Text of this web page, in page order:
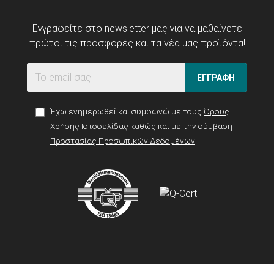
Εγγραφείτε στο newsletter μας για να μαθαίνετε
πρώτοι τις προσφορές και τα νέα μας προϊόντα!
ΕΓΓΡΑΦΗ
Έχω ενημερωθεί και συμφωνώ με τους Όρους
Χρήσης Ιστοσελίδας καθώς και με την σύμβαση
Προστασίας Προσωπικών Δεδομένων